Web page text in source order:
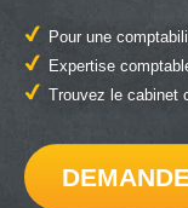
Pour une
Expertise
Trouvez le